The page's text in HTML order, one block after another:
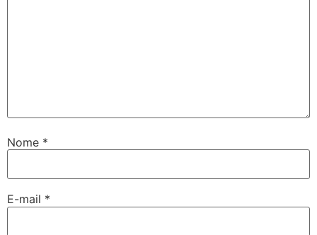
Nome *
E-mail *